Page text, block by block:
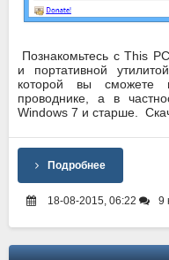
Познакомьтесь с This
и портативной
которой вы сможете
проводнике, а в
Windows 7 и старше.
Подробнее
18-08-2015, 06:22 9